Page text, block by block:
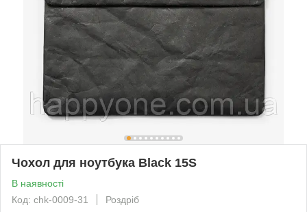
Чохол для ноутбука Black 15S
В наявності
Код: chk-0009-31
Роздріб